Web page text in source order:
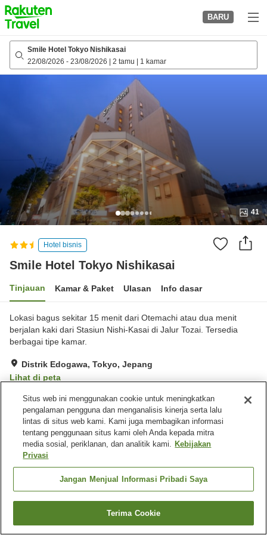
to
top
page
BARU
Smile Hotel Tokyo Nishikasai
22/08/2026 - 23/08/2026 2 tamu 1 kamar
41
Hotel bisnis
Smile Hotel Tokyo Nishikasai
Tinjauan Kamar & Paket Ulasan Info dasar
Lokasi bagus sekitar 15 menit dari Otemachi atau dua menit
berjalan kaki dari Stasiun Nishi-Kasai di Jalur Tozai. Tersedia
berbagai tipe kamar.
Distrik Edogawa, Tokyo, Jepang
Lihat di peta
Baik Ulasan:385
Fasilitas properti
Lima menit berjalan kaki ke
stasiun
Mesin penjual otomatis
Beranda Jepang Tokyo
Distrik Edogawa
Cari kamar
Situs web ini menggunakan cookie untuk meningkatkan
pengalaman pengguna dan menganalisis kinerja serta lalu
lintas di situs web kami. Kami juga membagikan informasi
tentang penggunaan situs kami oleh Anda kepada mitra
media sosial, periklanan, dan analitik kami. Kebijakan
Privasi
Jangan Menjual Informasi Pribadi Saya
Terima Cookie